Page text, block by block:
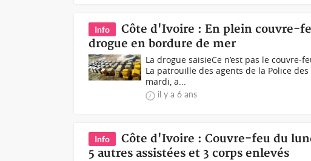
Info
Côte d'Ivoire : En plein couvre-
drogue en bordure de mer
La drogue saisieCe n’est pas le
La patrouille des agents de la Police
mardi, a...
il y a 6 ans
Info
Côte d'Ivoire : Couvre-feu du
5 autres assistées et 3 corps enlevés